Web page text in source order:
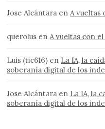
Jose Alcántara en A vueltas
querolus en A vueltas con
Luis (tic616) en La IA, la
soberanía digital de los
Jose Alcántara en La IA, la
soberanía digital de los